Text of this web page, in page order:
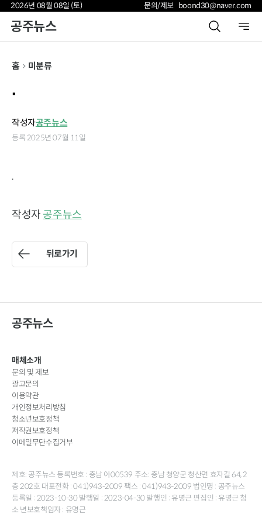
2026년 08월 08일 (토) 문의/제보 boond30@naver.com
공주뉴스
홈 미분류
.
작성자공주뉴스
등록 2025년 07월 11일
.
작성자 공주뉴스
뒤로가기
공주뉴스
매체소개
문의 및 제보
광고문의
이용약관
개인정보처리방침
청소년보호정책
저작권보호정책
이메일무단수집거부
제호: 공주뉴스 등록번호 : 충남 아00539 주소: 충남 청양군 청산면 효자길 64, 2
층 202호 대표전화 : 041)943-2009 팩스 : 041)943-2009 법인명 : 공주뉴스
등록일 : 2023-10-30 발행일 : 2023-04-30 발행인 : 유명근 편집인 : 유명근 청
소 년보호책임자 : 유명근